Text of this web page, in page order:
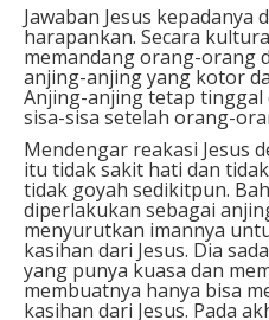
Jawaban Jesus kepadanya
harapankan. Secara
memandang orang-orang
anjing-anjing yang kotor
Anjing-anjing tetap tinggal
sisa-sisa setelah orang-
Mendengar reakasi Jesus
itu tidak sakit hati dan
tidak goyah sedikitpun.
diperlakukan sebagai
menyurutkan imannya
kasihan dari Jesus. Dia
yang punya kuasa dan
membuatnya hanya bisa
kasihan dari Jesus. Pada